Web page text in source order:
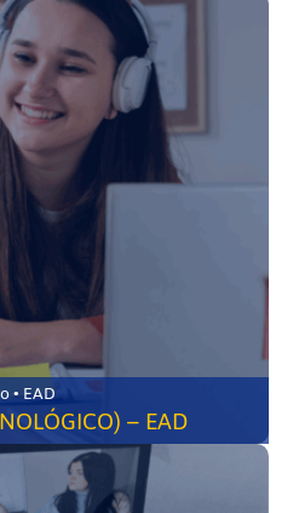
Itapecerica-MG • Tecnológico • EAD
– EAD